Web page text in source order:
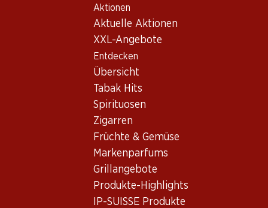
Aktionen
Aktuelle Aktionen
XXL-Angebote
Entdecken
Übersicht
Tabak Hits
Spirituosen
Zigarren
Früchte & Gemüse
Markenparfums
Grillangebote
Produkte-Highlights
IP-SUISSE Produkte
Wein/Champagner
Umbrien S. Orsola Orvieto Classico DOC